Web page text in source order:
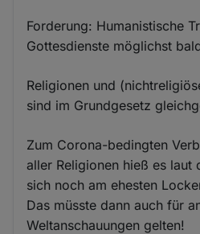
Forderung: Humanistische
Gottesdienste möglichst
Religionen und
sind im Grundgesetz
Zum Corona-bedingten
aller Religionen hieß es laut
sich noch am ehesten
Das müsste dann auch für
Weltanschauungen gelten!